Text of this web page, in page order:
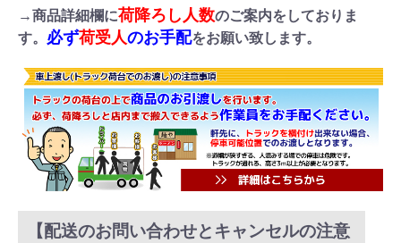
→商品詳細欄に荷降ろし人数のご案内をしておりま
す。 必ず荷受人のお手配をお願い致します。
【配送のお問い合わせとキャンセルの注意